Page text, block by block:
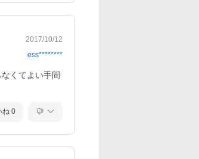
2017/10/12
ess********
くてよい手間
ね 0